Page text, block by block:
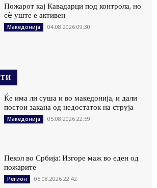
Пожарот кај Кавадарци под контрола, но
сè уште е активен
Македонија 04.08.2026 09:30
Ќе има ли суша и во македонија, и дали
постои закана од недостаток на струја
Македонија 05.08.2026 22:59
Пекол во Србија: Изгоре маж во еден од
пожарите
Регион 05.08.2026 22:42